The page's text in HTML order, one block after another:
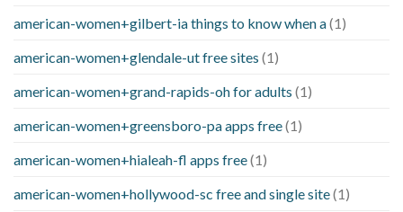
american-women+gilbert-ia things to know when a(1)
american-women+glendale-ut free sites (1)
american-women+grand-rapids-oh for adults (1)
american-women+greensboro-pa apps free(1)
american-women+hialeah-fl apps free(1)
american-women+hollywood-sc free and single site(1)